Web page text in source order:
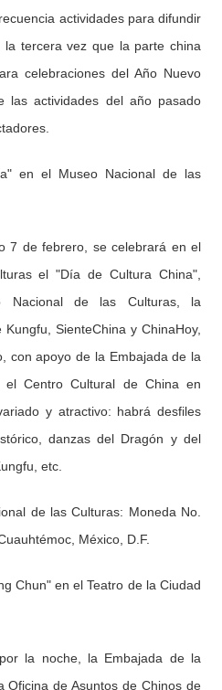
actividades para difundir
tercera vez que la parte china
celebraciones del Año Nuevo
las actividades del año pasado
en el Museo Nacional de las
7 de febrero, se celebrará en el
el "Día de Cultura China",
Nacional de las Culturas, la
SienteChina y ChinaHoy,
con apoyo de la Embajada de la
el Centro Cultural de China en
y atractivo: habrá desfiles
danzas del Dragón y del
etc.
de las Culturas: Moneda No.
México, D.F.
Chun" en el Teatro de la Ciudad
la noche, la Embajada de la
Oficina de Asuntos de Chinos de